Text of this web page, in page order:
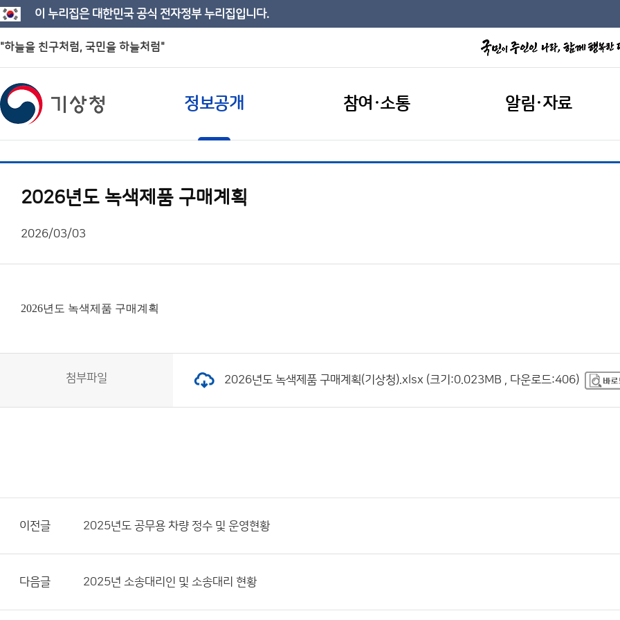
이 누리집은 대한민국 공식 전자정부 누리집입니다.
"하늘을 친구처럼, 국민을 하늘처럼"
정보공개 참여·소통 알림·자료
2026년도 녹색제품 구매계획
2026/03/03
2026년도 녹색제품 구매계획
첨부파일 2026년도 녹색제품 구매계획(기상청).xlsx (크기:0.023MB , 다운로드:406)
이전글 2025년도 공무용 차량 정수 및 운영현황
다음글 2025년 소송대리인 및 소송대리 현황